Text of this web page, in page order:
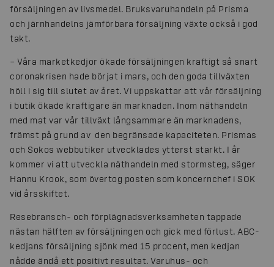
försäljningen av livsmedel. Bruksvaruhandeln på Prisma
och järnhandelns jämförbara försäljning växte också i god
takt.
– Våra marketkedjor ökade försäljningen kraftigt så snart
coronakrisen hade börjat i mars, och den goda tillväxten
höll i sig till slutet av året. Vi uppskattar att vår försäljning
i butik ökade kraftigare än marknaden. Inom näthandeln
med mat var vår tillväxt långsammare än marknadens,
främst på grund av den begränsade kapaciteten. Prismas
och Sokos webbutiker utvecklades ytterst starkt. I år
kommer vi att utveckla näthandeln med stormsteg, säger
Hannu Krook, som övertog posten som koncernchef i SOK
vid årsskiftet.
Resebransch- och förplägnadsverksamheten tappade
nästan hälften av försäljningen och gick med förlust. ABC-
kedjans försäljning sjönk med 15 procent, men kedjan
nådde ändå ett positivt resultat. Varuhus- och